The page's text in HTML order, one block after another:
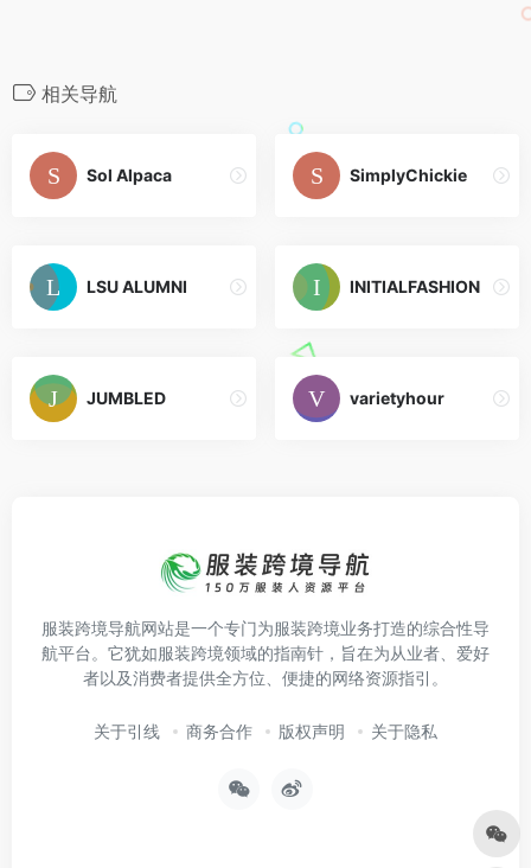
相关导航
Sol Alpaca SimplyChickie
LSU ALUMNI INITIALFASHION
JUMBLED varietyhour
服装跨境导航网站是一个专门为服装跨境业务打造的综合性导
航平台。它犹如服装跨境领域的指南针，旨在为从业者、爱好
者以及消费者提供全方位、便捷的网络资源指引。
关于引线 商务合作 版权声明 关于隐私